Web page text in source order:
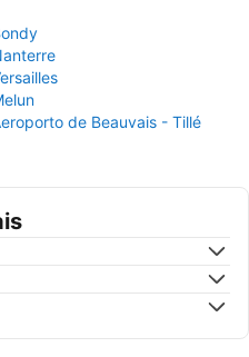
de Beauvais - Tillé